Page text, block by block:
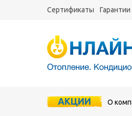
Сертификаты Гарантии
АКЦИИ О